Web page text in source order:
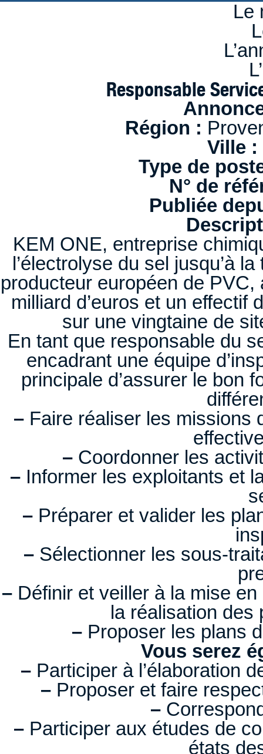
Le
Responsable
Région :
Ville :
Type de
N° de
Publiée
KEM ONE, entreprise
l’électrolyse du sel jusqu’à
producteur européen de PVC,
milliard d’euros et un effectif
sur une vingtaine de
En tant que responsable du
encadrant une équipe
principale d’assurer le bon
– Faire réaliser les missions
– Coordonner les
– Informer les exploitants et
– Préparer et valider les
– Sélectionner les sous-
– Définir et veiller à la mise
la réalisation des
– Proposer les plans
Vous serez
– Participer à l’élaboration
– Proposer et faire
–
– Participer aux études de
états